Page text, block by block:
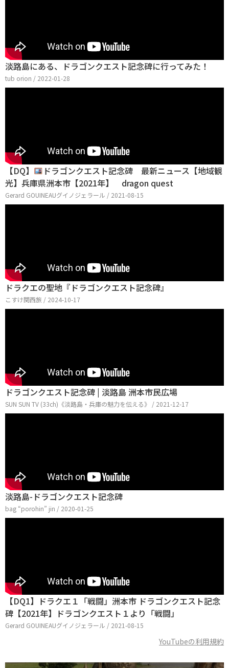
淡路島にある、ドラゴンクエスト記念碑に行ってみた！
tub orion / 2022-01-28
【DQ】
ドラゴンクエスト記念碑 最新ニュース【地域観
光】兵庫県洲本市【2021年】 dragon quest
Gerard GOUINEAUグイノジェラール / 2021-08-15
ドラクエの聖地『ドラゴンクエスト記念碑』
こすけ関西旅 / 2024-10-17
ドラゴンクエスト記念碑 | 淡路島 洲本市民広場
SUN SUN TV (33ch)《淡路島・兵庫の魅力を伝える》 / 2021-12-17
淡路島-ドラゴンクエスト記念碑
bag “porohin” jin / 2020-01-25
【DQ1】ドラクエ１「戦闘」洲本市 ドラゴンクエスト記念
碑【2021年】ドラゴンクエスト１より「戦闘」
Gerard GOUINEAUグイノジェラール / 2021-08-15
YouTubeの利用規約